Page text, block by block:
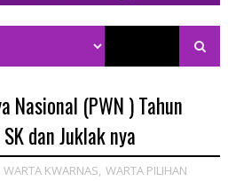
Nasional (PWN ) Tahun
dan Juklak nya
WARTA KWARNAS, WARTA PILIHAN